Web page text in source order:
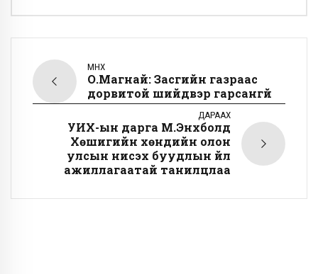
ӨМНӨХ
О.Магнай: Засгийн газраас
дорвитой шийдвэр гарсангүй
ДАРААХ
УИХ-ын дарга М.Энхболд
Хөшигийн хөндийн олон
улсын нисэх буудлын үйл
ажиллагаатай танилцлаа